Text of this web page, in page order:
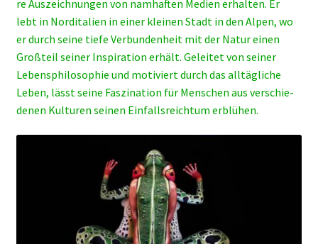
re Aus­zeich­nun­gen von nam­haf­ten Medi­en erhal­ten. Er
lebt in Nord­ita­li­en in einer klei­nen Stadt in den Alpen, wo
er durch sei­ne tie­fe Ver­bun­den­heit mit der Natur einen
Groß­teil sei­ner Inspi­ra­ti­on erhält. Gelei­tet von sei­ner
Lebens­phi­lo­so­phie und moti­viert durch das all­täg­li­che
Leben, lässt sei­ne Fas­zi­na­ti­on für Men­schen aus ver­schie­
de­nen Kul­tu­ren sei­nen Ein­falls­reich­tum erblü­hen.